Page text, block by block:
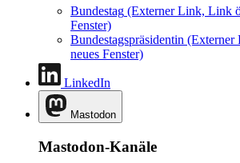
Bundestag (Externer Link, Link
Fenster)
Bundestagspräsidentin (Externer
neues Fenster)
LinkedIn
Mastodon
Mastodon-Kanäle